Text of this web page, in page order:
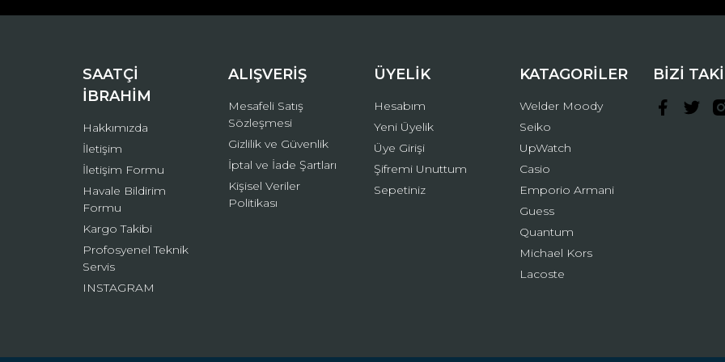
Bu ürüne benzer farklı alternatifler olmalı.
Gönder
SAATÇİ
İBRAHİM
Hakkımızda
İletişim
İletişim Formu
Havale Bildirim
Formu
Kargo Takibi
Profosyenel Teknik
Servis
INSTAGRAM
ALIŞVERİŞ
Mesafeli Satış
Sözleşmesi
Gizlilik ve Güvenlik
İptal ve İade Şartları
Kişisel Veriler
Politikası
ÜYELİK
Hesabım
Yeni Üyelik
Üye Girişi
Şifremi Unuttum
Sepetiniz
KATAGORİLER
Welder Moody
Seiko
UpWatch
Casio
Emporio Armani
Guess
Quantum
Michael Kors
Lacoste
BİZİ